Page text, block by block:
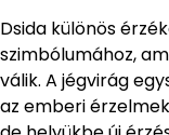
Dsida különös
szimbólumához,
válik. A jégvirág
az emberi